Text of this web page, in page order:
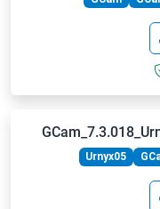
Urnyx05